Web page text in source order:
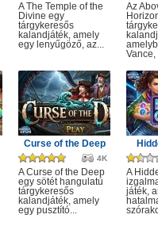
A The Temple of the
Divine egy
tárgykeresős
kalandjáték, amely
egy lenyűgöző, az...
Az
Vance,
Curse of the Deep
4K
A Curse of the Deep
egy sötét hangulatú
tárgykeresős
kalandjáték, amely
egy pusztító...
A
játék,